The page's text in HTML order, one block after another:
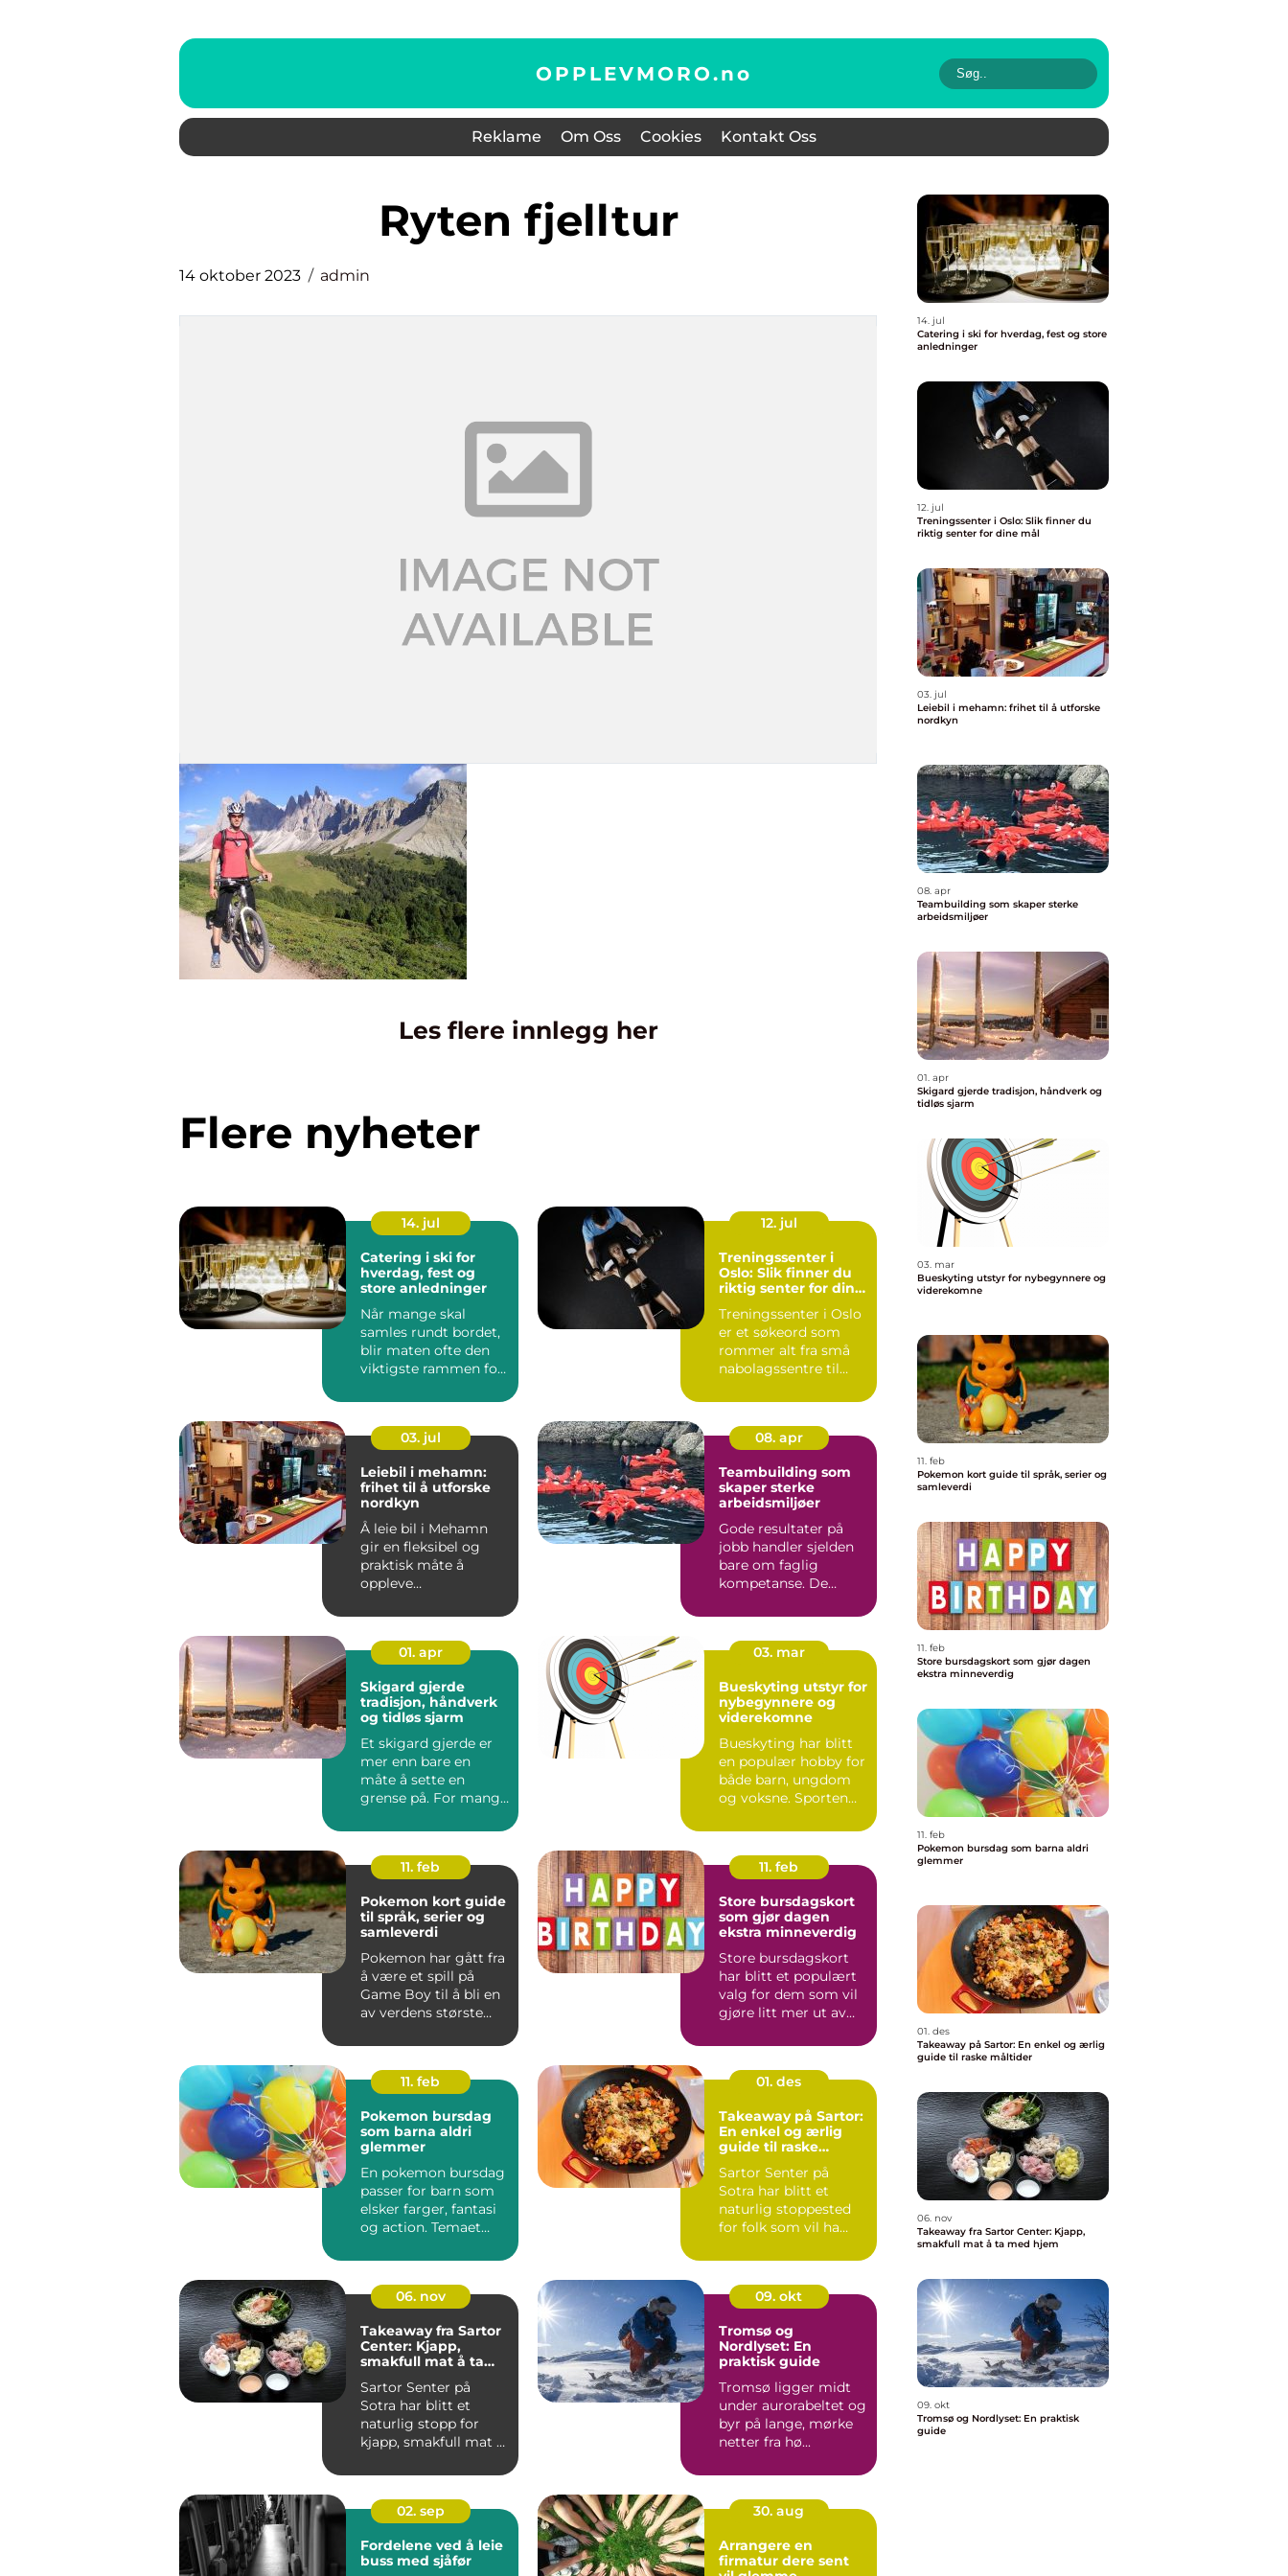
OPPLEVMORO.no
Reklame Om Oss Cookies Kontakt Oss
ryten fjelltur
14 oktober 2023 admin
Les flere innlegg her
Flere nyheter
14. jul
Catering i ski for
hverdag, fest og
store anledninger
Når mange skal
samles rundt bordet,
blir maten ofte den
viktigste rammen for
Ski...
12. jul
Treningssenter i
Oslo: Slik finner du
riktig senter for dine
Treningssenter i Oslo
er et søkeord som
rommer alt fra små
nabolagssentre til
03. jul
Leiebil i mehamn:
frihet til å utforske
nordkyn
Å leie bil i Mehamn
gir en fleksibel og
praktisk måte å
oppleve
Mange som kommer
08. apr
Teambuilding som
skaper sterke
arbeidsmiljøer
Gode resultater på
jobb handler sjelden
bare om faglig
kompetanse. De
kommun...
01. apr
Skigard gjerde
tradisjon, håndverk
og tidløs sjarm
Et skigard gjerde er
mer enn bare en
måte å sette en
grense på. For mange
vare p...
03. mar
Bueskyting utstyr for
nybegynnere og
viderekomne
Bueskyting har blitt
en populær hobby for
både barn, ungdom
og voksne. Sporten
11. feb
Pokemon kort guide
til språk, serier og
samleverdi
Pokemon har gått fra
å være et spill på
Game Boy til å bli en
av verdens største
11. feb
Store bursdagskort
som gjør dagen
ekstra minneverdig
Store bursdagskort
har blitt et populært
valg for dem som vil
gjøre litt mer ut av
11. feb
Pokemon bursdag
som barna aldri
glemmer
En pokemon bursdag
passer for barn som
elsker farger, fantasi
og action. Temaet
01. des
Takeaway på Sartor:
En enkel og ærlig
guide til raske
Sartor Senter på
Sotra har blitt et
naturlig stoppested
for folk som vil ha
06. nov
Takeaway fra Sartor
Center: Kjapp,
smakfull mat å ta
Sartor Senter på
Sotra har blitt et
naturlig stopp for
kjapp, smakfull mat å
09. okt
Tromsø og
Nordlyset: En
praktisk guide
Tromsø ligger midt
under aurorabeltet og
byr på lange, mørke
netter fra hø...
02. sep
Fordelene ved å leie
buss med sjåfør
30. aug
Arrangere en
firmatur dere sent
14. jul
Catering i ski for hverdag, fest og store
anledninger
12. jul
Treningssenter i Oslo: Slik finner du
riktig senter for dine mål
03. jul
Leiebil i mehamn: frihet til å utforske
nordkyn
08. apr
Teambuilding som skaper sterke
arbeidsmiljøer
01. apr
Skigard gjerde tradisjon, håndverk og
tidløs sjarm
03. mar
Bueskyting utstyr for nybegynnere og
viderekomne
11. feb
Pokemon kort guide til språk, serier og
samleverdi
11. feb
Store bursdagskort som gjør dagen
ekstra minneverdig
11. feb
Pokemon bursdag som barna aldri
glemmer
01. des
Takeaway på Sartor: En enkel og ærlig
guide til raske måltider
06. nov
Takeaway fra Sartor Center: Kjapp,
smakfull mat å ta med hjem
09. okt
Tromsø og Nordlyset: En praktisk
guide